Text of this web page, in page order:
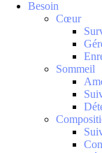
Besoin
Cœur
Sommeil